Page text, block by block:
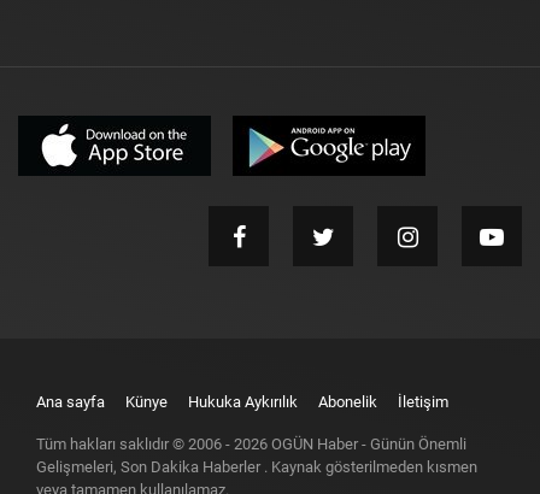
Ana sayfa Künye Hukuka Aykırılık Abonelik İletişim
Tüm hakları saklıdır © 2006 - 2026 OGÜN Haber - Günün Önemli
Gelişmeleri, Son Dakika Haberler . Kaynak gösterilmeden kısmen
veya tamamen kullanılamaz.